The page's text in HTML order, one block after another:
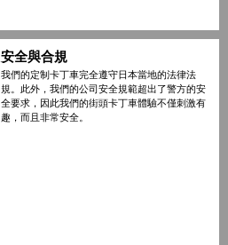
安全與合規
我們的定制卡丁車完全遵守日本當地的法律法
規。此外，我們的公司安全規範超出了警方的安
全要求，因此我們的街頭卡丁車體驗不僅刺激有
趣，而且非常安全。